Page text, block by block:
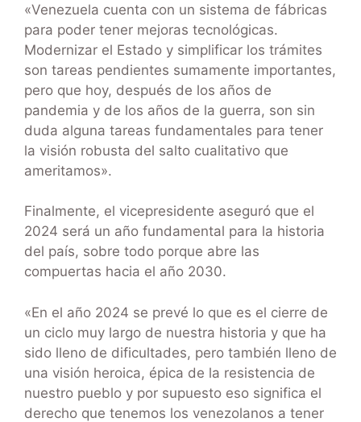
«Venezuela cuenta con un sistema de fábricas
para poder tener mejoras tecnológicas.
Modernizar el Estado y simplificar los trámites
son tareas pendientes sumamente importantes,
pero que hoy, después de los años de
pandemia y de los años de la guerra, son sin
duda alguna tareas fundamentales para tener
la visión robusta del salto cualitativo que
ameritamos».
Finalmente, el vicepresidente aseguró que el
2024 será un año fundamental para la historia
del país, sobre todo porque abre las
compuertas hacia el año 2030.
«En el año 2024 se prevé lo que es el cierre de
un ciclo muy largo de nuestra historia y que ha
sido lleno de dificultades, pero también lleno de
una visión heroica, épica de la resistencia de
nuestro pueblo y por supuesto eso significa el
derecho que tenemos los venezolanos a tener